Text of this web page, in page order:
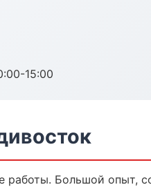
15:00
работы. Большой опыт,